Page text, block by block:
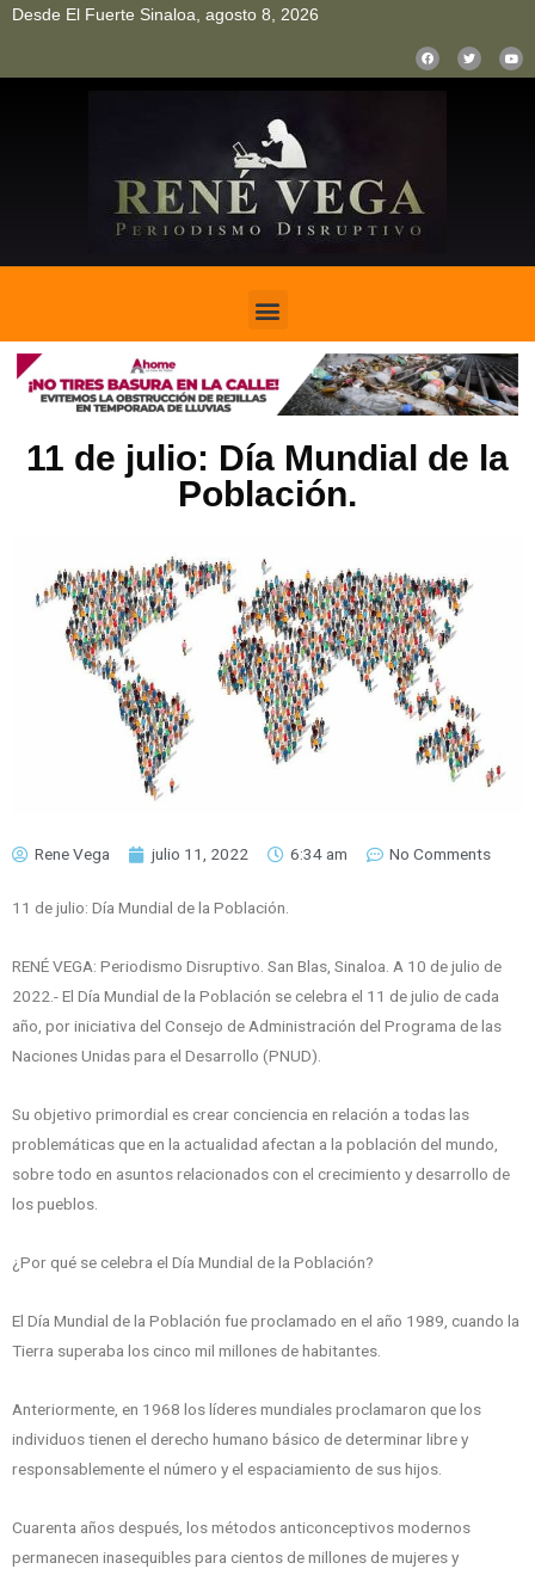
Desde El Fuerte Sinaloa, agosto 8, 2026
11 de julio: Día Mundial de la
Población.
Rene Vega julio 11, 2022 6:34 am No Comments
11 de julio: Día Mundial de la Población.
RENÉ VEGA: Periodismo Disruptivo. San Blas, Sinaloa. A 10 de julio de
2022.- El Día Mundial de la Población se celebra el 11 de julio de cada
año, por iniciativa del Consejo de Administración del Programa de las
Naciones Unidas para el Desarrollo (PNUD).
Su objetivo primordial es crear conciencia en relación a todas las
problemáticas que en la actualidad afectan a la población del mundo,
sobre todo en asuntos relacionados con el crecimiento y desarrollo de
los pueblos.
¿Por qué se celebra el Día Mundial de la Población?
El Día Mundial de la Población fue proclamado en el año 1989, cuando la
Tierra superaba los cinco mil millones de habitantes.
Anteriormente, en 1968 los líderes mundiales proclamaron que los
individuos tienen el derecho humano básico de determinar libre y
responsablemente el número y el espaciamiento de sus hijos.
Cuarenta años después, los métodos anticonceptivos modernos
permanecen inasequibles para cientos de millones de mujeres y